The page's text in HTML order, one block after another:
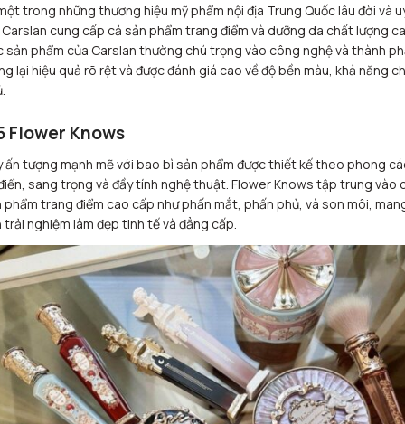
trong những thương hiệu mỹ phẩm nội địa Trung Quốc lâu đời và
cung cấp cả sản phẩm trang điểm và dưỡng da chất lượng
sản phẩm của Carslan thường chú trọng vào công nghệ và thành
lại hiệu quả rõ rệt và được đánh giá cao về độ bền màu, khả năng
Flower Knows
ấn tượng mạnh mẽ với bao bì sản phẩm được thiết kế theo phong
sang trọng và đầy tính nghệ thuật. Flower Knows tập trung vào
phẩm trang điểm cao cấp như phấn mắt, phấn phủ, và son môi,
trải nghiệm làm đẹp tinh tế và đẳng cấp.